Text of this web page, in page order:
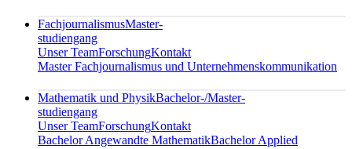
FachjournalismusMaster-
studiengang
Unser TeamForschungKontakt
Master Fachjournalismus und Unternehmenskommunikation
Mathematik und PhysikBachelor-/Master-
studiengang
Unser TeamForschungKontakt
Bachelor Angewandte MathematikBachelor Applied